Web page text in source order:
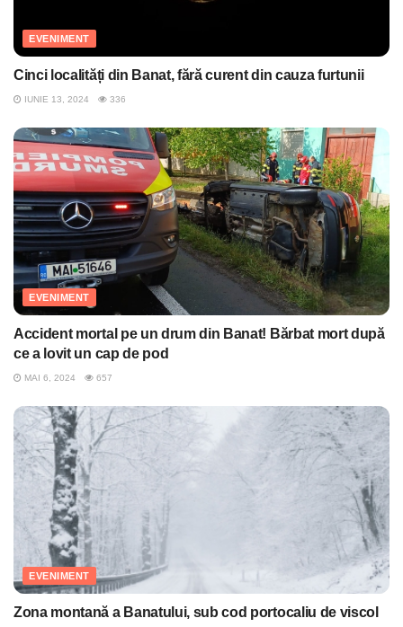
EVENIMENT
Cinci localități din Banat, fără curent din cauza furtunii
IUNIE 13, 2024 336
EVENIMENT
Accident mortal pe un drum din Banat! Bărbat mort după
ce a lovit un cap de pod
MAI 6, 2024 657
EVENIMENT
Zona montană a Banatului, sub cod portocaliu de viscol